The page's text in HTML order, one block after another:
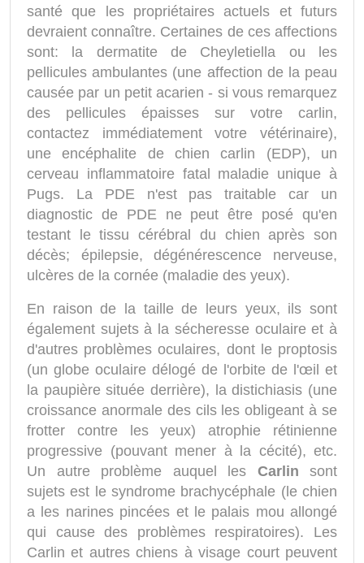
santé que les propriétaires actuels et futurs
devraient connaître. Certaines de ces affections
sont: la dermatite de Cheyletiella ou les
pellicules ambulantes (une affection de la peau
causée par un petit acarien - si vous remarquez
des pellicules épaisses sur votre carlin,
contactez immédiatement votre vétérinaire),
une encéphalite de chien carlin (EDP), un
cerveau inflammatoire fatal maladie unique à
Pugs. La PDE n'est pas traitable car un
diagnostic de PDE ne peut être posé qu'en
testant le tissu cérébral du chien après son
décès; épilepsie, dégénérescence nerveuse,
ulcères de la cornée (maladie des yeux).
En raison de la taille de leurs yeux, ils sont
également sujets à la sécheresse oculaire et à
d'autres problèmes oculaires, dont le proptosis
(un globe oculaire délogé de l'orbite de l'œil et
la paupière située derrière), la distichiasis (une
croissance anormale des cils les obligeant à se
frotter contre les yeux) atrophie rétinienne
progressive (pouvant mener à la cécité), etc.
Un autre problème auquel les Carlin sont
sujets est le syndrome brachycéphale (le chien
a les narines pincées et le palais mou allongé
qui cause des problèmes respiratoires). Les
Carlin et autres chiens à visage court peuvent